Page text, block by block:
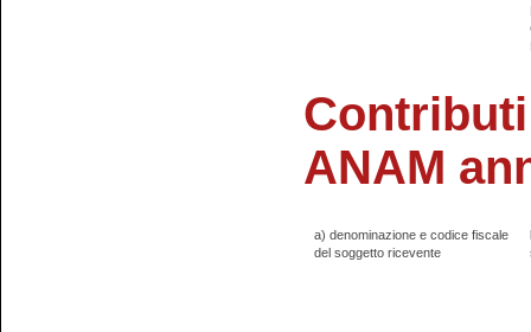
ANAM
a) denominazione e codice fiscale
del soggetto ricevente